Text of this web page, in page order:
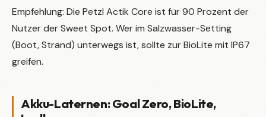
Empfehlung: Die Petzl Actik Core ist für 90 Prozent der
Nutzer der Sweet Spot. Wer im Salzwasser-Setting
(Boot, Strand) unterwegs ist, sollte zur BioLite mit IP67
greifen.
Akku-Laternen: Goal Zero, BioLite,